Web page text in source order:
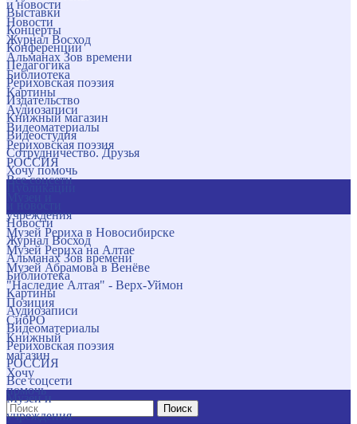
и новости
Новости
Журнал Восход
Альманах Зов времени
Библиотека
Картины
Аудиозаписи
Видеоматериалы
Рериховская поэзия
РОССИЯ
Все соцсети
учреждения
Музей Рериха в Новосибирске
Музей Рериха на Алтае
Музей Абрамова в Венёве
"Наследие Алтая" - Верх-Уймон
Позиция
СибРО
Книжный
магазин
Хочу
помочь
Поиск
Выставки
Концерты
Конференции
Педагогика
Рериховская поэзия
Издательство
Книжный магазин
Видеостудия
Сотрудничество. Друзья
Хочу помочь
Новости
Журнал Восход
Альманах Зов времени
Библиотека
Картины
Аудиозаписи
Видеоматериалы
Рериховская поэзия
РОССИЯ
Все соцсети
Музеи и
учреждения